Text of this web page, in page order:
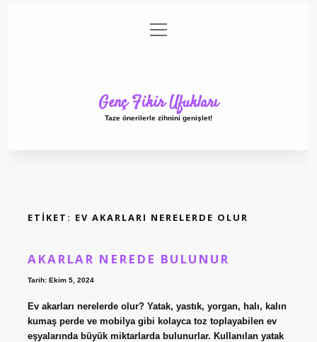
Gizlilik Politikası
menüyü
aç
Genç Fikir Ufukları
Taze önerilerle zihnini genişlet!
ETIKET: EV AKARLARI NERELERDE OLUR
AKARLAR NEREDE BULUNUR
Tarih: Ekim 5, 2024
Ev akarları nerelerde olur? Yatak, yastık, yorgan, halı, kalın
kumaş perde ve mobilya gibi kolayca toz toplayabilen ev
eşyalarında büyük miktarlarda bulunurlar. Kullanılan yatak